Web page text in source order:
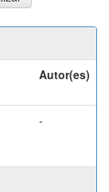
Autor(es)
-